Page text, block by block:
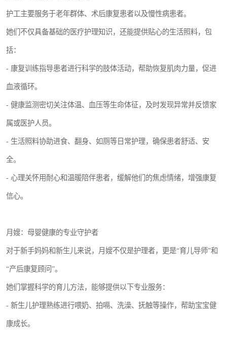
护工主要服务于老年群体、术后康复患者以及慢性病患者。
她们不仅具备基础的医疗护理知识，还能提供贴心的生活照料，包
括：
- 康复训练指导患者进行科学的肢体活动，帮助恢复肌肉力量，促进
血液循环。
- 健康监测密切关注体温、血压等生命体征，及时发现异常并反馈家
属或医护人员。
- 生活照料协助进食、翻身、如厕等日常护理，确保患者舒适、安
全。
- 心理关怀用耐心和温暖陪伴患者，缓解他们的焦虑情绪，增强康复
信心。
月嫂：母婴健康的专业守护者
对于新手妈妈和新生儿来说，月嫂不仅是护理者，更是“育儿导师”和
“产后康复顾问”。
她们掌握科学的育儿方法，能够提供以下专业服务：
- 新生儿护理熟练进行喂奶、拍嗝、洗澡、抚触等操作，帮助宝宝健
康成长。